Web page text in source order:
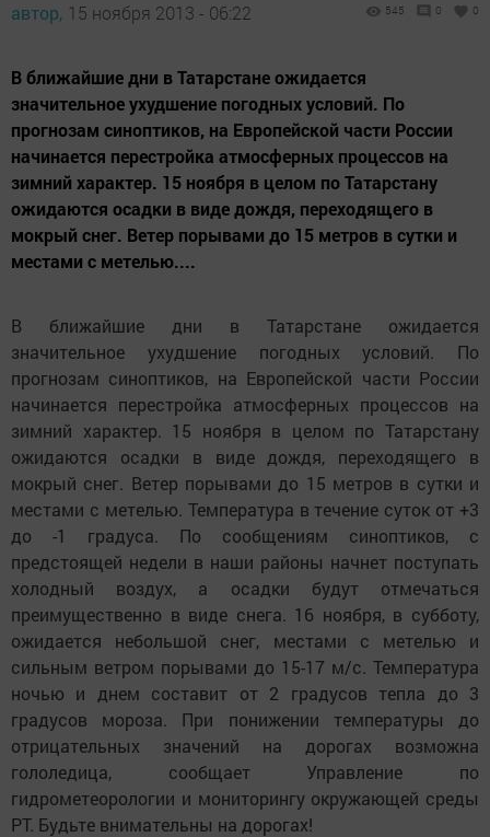
автор, 15 ноября 2013 - 06:22 545 0 0
В ближайшие дни в Татарстане ожидается
значительное ухудшение погодных условий. По
прогнозам синоптиков, на Европейской части России
начинается перестройка атмосферных процессов на
зимний характер. 15 ноября в целом по Татарстану
ожидаются осадки в виде дождя, переходящего в
мокрый снег. Ветер порывами до 15 метров в сутки и
местами с метелью....
В ближайшие дни в Татарстане ожидается
значительное ухудшение погодных условий. По
прогнозам синоптиков, на Европейской части России
начинается перестройка атмосферных процессов на
зимний характер. 15 ноября в целом по Татарстану
ожидаются осадки в виде дождя, переходящего в
мокрый снег. Ветер порывами до 15 метров в сутки и
местами с метелью. Температура в течение суток от +3
до -1 градуса. По сообщениям синоптиков, с
предстоящей недели в наши районы начнет поступать
холодный воздух, а осадки будут отмечаться
преимущественно в виде снега. 16 ноября, в субботу,
ожидается небольшой снег, местами с метелью и
сильным ветром порывами до 15-17 м/с. Температура
ночью и днем составит от 2 градусов тепла до 3
градусов мороза. При понижении температуры до
отрицательных значений на дорогах возможна
гололедица, сообщает Управление по
гидрометеорологии и мониторингу окружающей среды
РТ. Будьте внимательны на дорогах!